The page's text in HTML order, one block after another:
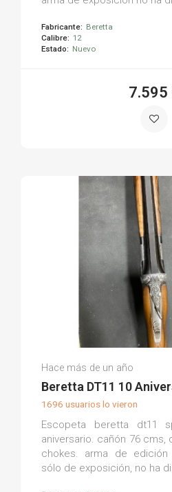
Fabricante: Beretta
Calibre: 12
Estado: Nuevo
7.595
José Miguel T.
(0)
Hace más de un año
Beretta DT11 10
1696 usuarios lo vieron
Escopeta beretta dt11
aniversario. cañón 76 cms,
chokes. arma de edición
sólo de exposición, no ha